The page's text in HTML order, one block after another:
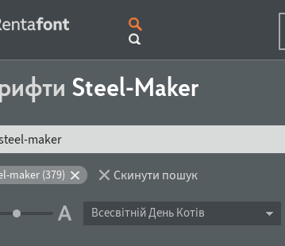
Steel-Maker
maker (379) Скинути пошук
Всесвітній День Котів